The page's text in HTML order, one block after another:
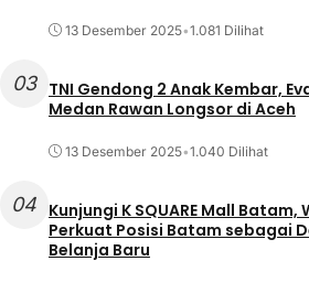
13 Desember 2025•1.081 Dilihat
03
TNI Gendong 2 Anak Kembar,
Medan Rawan Longsor di Aceh
13 Desember 2025•1.040 Dilihat
04 Kunjungi K SQUARE Mall Batam,
Perkuat Posisi Batam sebagai
Belanja Baru